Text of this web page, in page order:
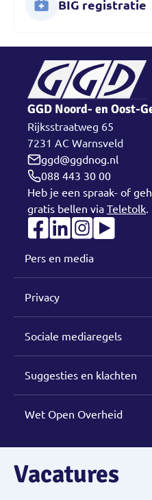
BIG registratie
GGD Noord- en Oost-
Rijksstraatweg 65
7231 AC Warnsveld
ggd@ggdnog.nl
088 443 30 00
Heb je een spraak- of
gratis bellen via Teletolk.
Pers en media
Privacy
Sociale mediaregels
Suggesties en klachten
Wet Open Overheid
Vacatures